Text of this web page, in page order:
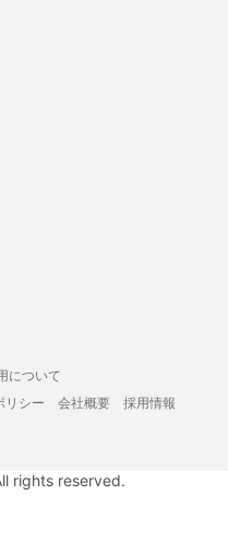
について
リシー 会社概要
採用情報
rights reserved.